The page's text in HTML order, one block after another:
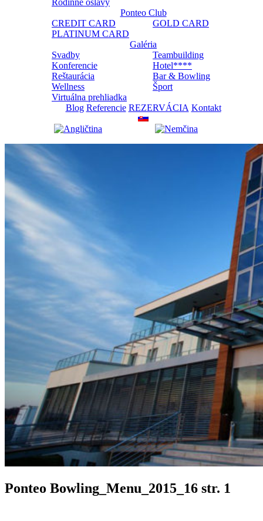
Rodinné oslavy
Ponteo Club
CREDIT CARD
GOLD CARD
PLATINUM CARD
Galéria
Svadby
Teambuilding
Konferencie
Hotel****
Reštaurácia
Bar & Bowling
Wellness
Šport
Virtuálna prehliadka
Blog Referencie REZERVÁCIA Kontakt
Ponteo Bowling_Menu_2015_16 str. 1